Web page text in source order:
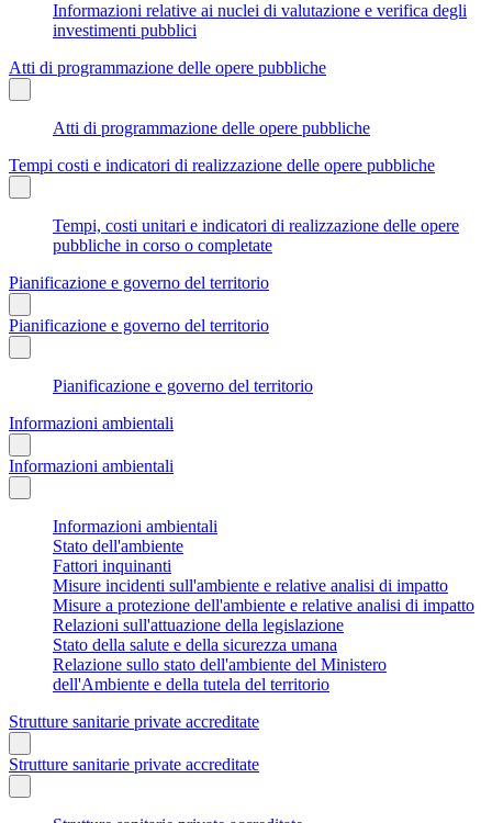
Informazioni relative ai nuclei di valutazione e verifica degli
investimenti pubblici
Atti di programmazione delle opere pubbliche
Atti di programmazione delle opere pubbliche
Tempi costi e indicatori di realizzazione delle opere pubbliche
Tempi, costi unitari e indicatori di realizzazione delle opere
pubbliche in corso o completate
Pianificazione e governo del territorio
Pianificazione e governo del territorio
Pianificazione e governo del territorio
Informazioni ambientali
Informazioni ambientali
Informazioni ambientali
Stato dell'ambiente
Fattori inquinanti
Misure incidenti sull'ambiente e relative analisi di impatto
Misure a protezione dell'ambiente e relative analisi di impatto
Relazioni sull'attuazione della legislazione
Stato della salute e della sicurezza umana
Relazione sullo stato dell'ambiente del Ministero
dell'Ambiente e della tutela del territorio
Strutture sanitarie private accreditate
Strutture sanitarie private accreditate